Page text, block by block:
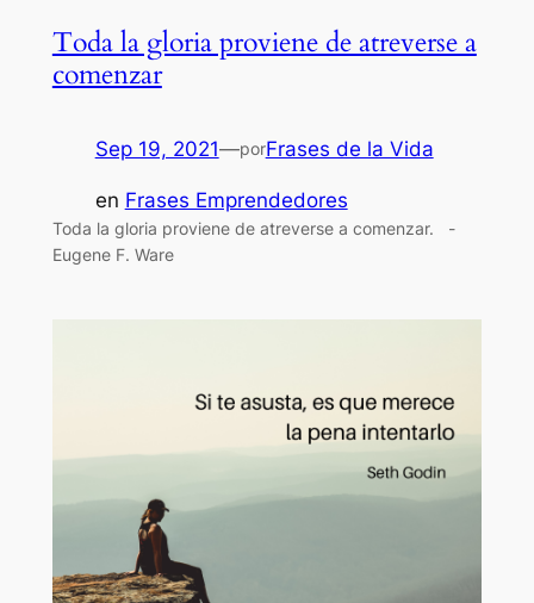
Toda la gloria proviene de atreverse a
comenzar
Sep 19, 2021—porFrases de la Vida
en Frases Emprendedores
Toda la gloria proviene de atreverse a comenzar. -
Eugene F. Ware